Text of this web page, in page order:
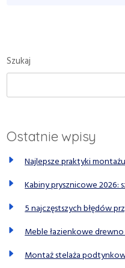
w
i
u
t
s
t
Szukaj
Ostatnie wpisy
Najlepsze praktyki
Kabiny prysznicowe 2026:
5 najczęstszych błędów
Meble łazienkowe
Montaż stelaża